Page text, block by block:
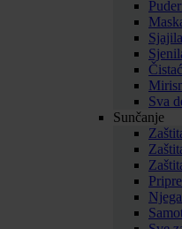
Sva
Sunčanje